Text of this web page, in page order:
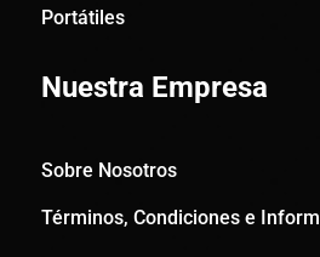
Portátiles
Nuestra Empresa
Sobre Nosotros
Términos, Condiciones e